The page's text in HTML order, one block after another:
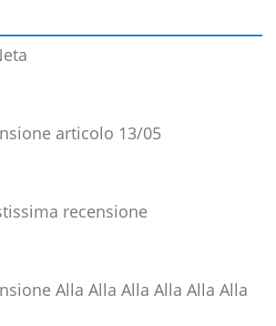
articolo 13/05
recensione
Alla Alla Alla Alla Alla Alla